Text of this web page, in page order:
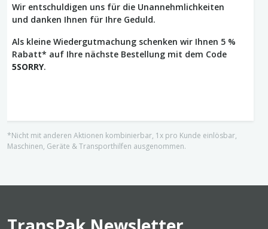
Wir entschuldigen uns für die Unannehmlichkeiten
und danken Ihnen für Ihre Geduld.
Als kleine Wiedergutmachung schenken wir Ihnen 5 %
Rabatt* auf Ihre nächste Bestellung mit dem Code
5SORRY.
*Nicht mit anderen Aktionen kombinierbar, 1x pro Kunde einlösbar,
Maschinen, Geräte & Transporthilfen ausgenommen.